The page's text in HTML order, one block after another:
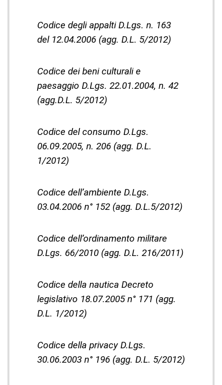
Codice degli appalti D.Lgs. n. 163
del 12.04.2006 (agg. D.L. 5/2012)
Codice dei beni culturali e
paesaggio D.Lgs. 22.01.2004, n. 42
(agg.D.L. 5/2012)
Codice del consumo D.Lgs.
06.09.2005, n. 206 (agg. D.L.
1/2012)
Codice dell’ambiente D.Lgs.
03.04.2006 n° 152 (agg. D.L.5/2012)
Codice dell’ordinamento militare
D.Lgs. 66/2010 (agg. D.L. 216/2011)
Codice della nautica Decreto
legislativo 18.07.2005 n° 171 (agg.
D.L. 1/2012)
Codice della privacy D.Lgs.
30.06.2003 n° 196 (agg. D.L. 5/2012)